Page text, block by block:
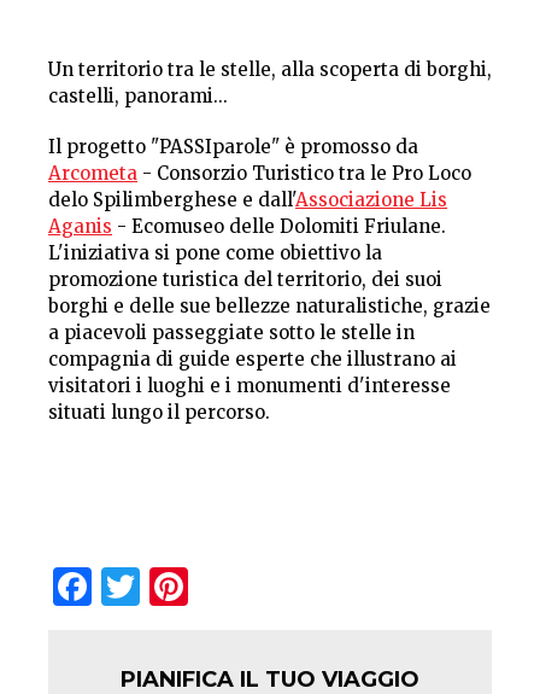
Un territorio tra le stelle, alla scoperta di borghi,
castelli, panorami...
Il progetto "PASSIparole" è promosso da
Arcometa - Consorzio Turistico tra le Pro Loco
delo Spilimberghese e dall'Associazione Lis
Aganis - Ecomuseo delle Dolomiti Friulane.
L'iniziativa si pone come obiettivo la
promozione turistica del territorio, dei suoi
borghi e delle sue bellezze naturalistiche, grazie
a piacevoli passeggiate sotto le stelle in
compagnia di guide esperte che illustrano ai
visitatori i luoghi e i monumenti d'interesse
situati lungo il percorso.
Facebook
Twitter
PIANIFICA IL TUO VIAGGIO